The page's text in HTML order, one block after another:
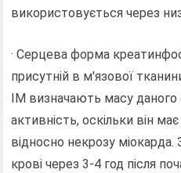
використовується через
· Серцева форма
присутній в м'язової
ІМ визначають масу
активність, оскільки він
відносно некрозу міокарда.
крові через 3-4 год після